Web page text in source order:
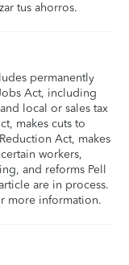
tus ahorros.
permanently
Act, including
local or sales tax
makes cuts to
Act, makes
workers,
and reforms Pell
are in process.
more information.